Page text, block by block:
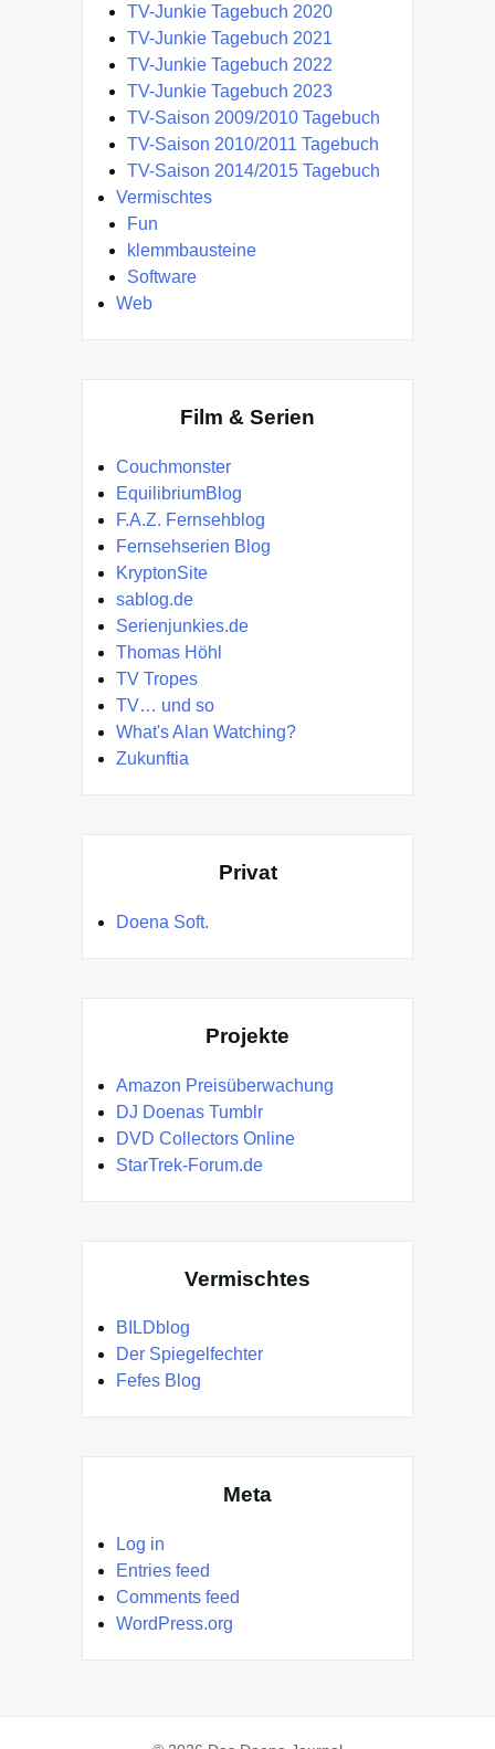
TV-Junkie Tagebuch 2020
TV-Junkie Tagebuch 2021
TV-Junkie Tagebuch 2022
TV-Junkie Tagebuch 2023
TV-Saison 2009/2010 Tagebuch
TV-Saison 2010/2011 Tagebuch
TV-Saison 2014/2015 Tagebuch
Vermischtes
Fun
klemmbausteine
Software
Web
Film & Serien
Couchmonster
EquilibriumBlog
F.A.Z. Fernsehblog
Fernsehserien Blog
KryptonSite
sablog.de
Serienjunkies.de
Thomas Höhl
TV Tropes
TV… und so
What's Alan Watching?
Zukunftia
Privat
Doena Soft.
Projekte
Amazon Preisüberwachung
DJ Doenas Tumblr
DVD Collectors Online
StarTrek-Forum.de
Vermischtes
BILDblog
Der Spiegelfechter
Fefes Blog
Meta
Log in
Entries feed
Comments feed
WordPress.org